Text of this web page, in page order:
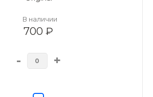
В наличии
700 ₽
- +